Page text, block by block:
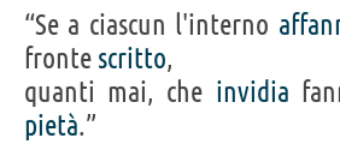
IDENTIKIT E DATI ANAGRAFICI
Nome
Pietro Antonio Domenico
Cognome Bonaventura Trapassi
Pseudonimo Metastasio
Nato 3 gennaio 1698 a Roma
Morto 12 aprile 1782 a Vienna
Sesso
“Se a ciascun l'interno
fronte scritto,
quanti mai, che invidia
pietà.”